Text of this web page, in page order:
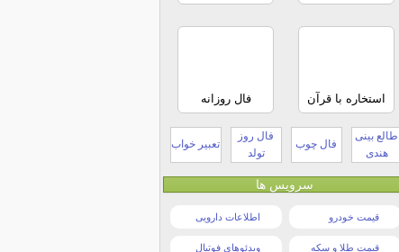
استخاره با قرآن فال روزانه
طالع بینی
هندی
فال چوب
فال روز
تولد
تعبیر خواب
سرویس ها
قیمت خودرو اطلاعات دارویی
قیمت طلا و سکه ویدئوهای فوتبال